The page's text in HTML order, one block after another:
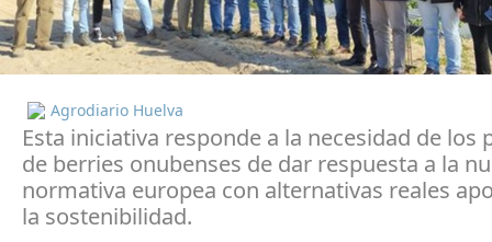
Agrodiario Huelva
Esta iniciativa responde a la necesidad de los
de berries onubenses de dar respuesta a la
normativa europea con alternativas reales
la sostenibilidad.